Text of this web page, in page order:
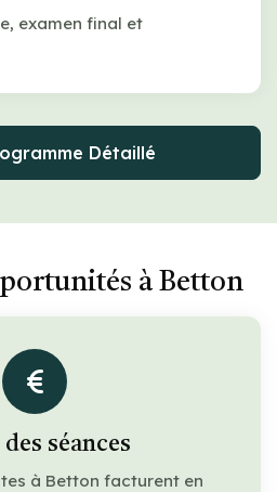
examen final et
Détaillé
à Betton
séances
à Betton facturent en